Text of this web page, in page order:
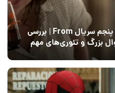
فصل پنجم سریال From | بررسی
12 مرداد 1405